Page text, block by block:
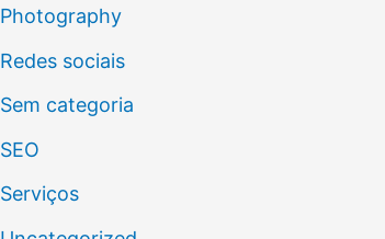
Photography
Redes sociais
Sem categoria
SEO
Serviços